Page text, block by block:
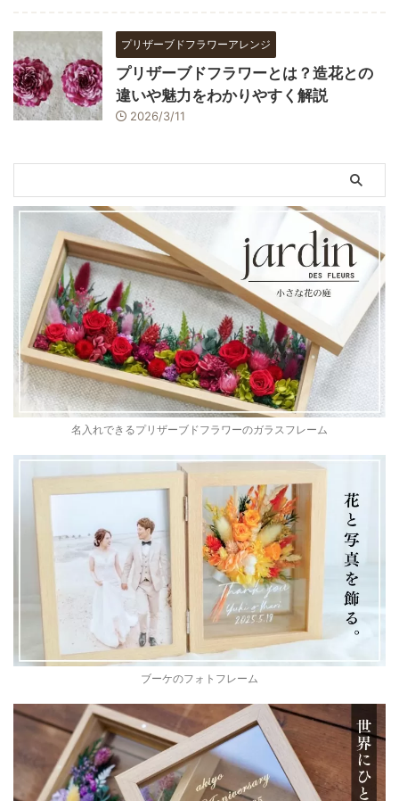
プリザーブドフラワーアレンジ
プリザーブドフラワーとは？造花との
違いや魅力をわかりやすく解説
2026/3/11
名入れできるプリザーブドフラワーのガラスフレーム
ブーケのフォトフレーム